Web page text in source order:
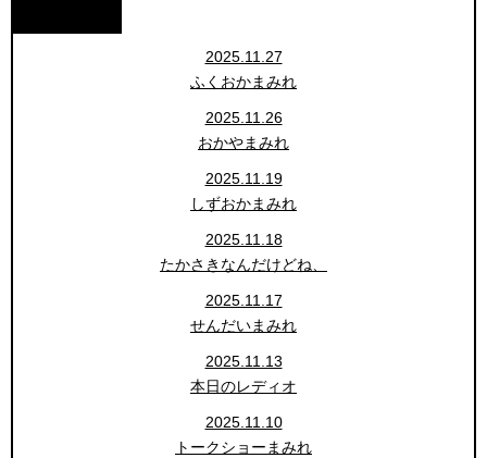
2025.11.27
ふくおかまみれ
2025.11.26
おかやまみれ
2025.11.19
しずおかまみれ
2025.11.18
たかさきなんだけどね、
2025.11.17
せんだいまみれ
2025.11.13
本日のレディオ
2025.11.10
トークショーまみれ